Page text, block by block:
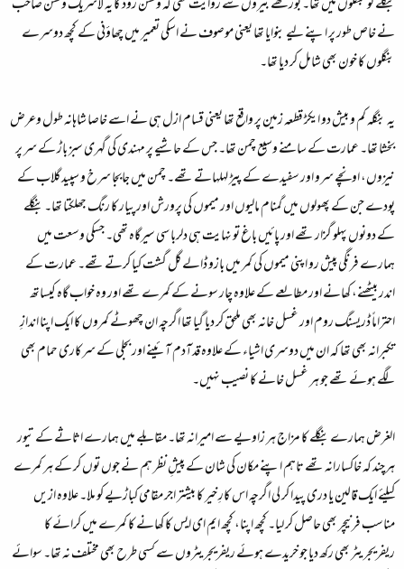
بنگلے کو بنگلوں میں تھا۔ بوڑھے بیروں سے روایت تھی کہ ولسن روڈ کا یہ لاشریک ولسن صاحب
نے خاص طور پر اپنے لیے بنوایا تھا یعنی موصوف نے اسکی تعمیر میں چھاؤنی کے کچھ دوسرے
بنگلوں کا خون بھی شامل کر دیا تھا۔
یہ بنگلہ کم و بیش دو ایکڑ قطعہ زمین پر واقع تھا یعنی قسام ازل ہی نے اسے خاصا شاہانہ طول وعرض
بخشا تھا۔ عمارت کے سامنے وسیع چمن تھا۔ جس کے حاشیے پر مہندی کی گہری سبز باڑ کے سر پر
نیزوں، اونچے سرو اور سفیدے کے پیڑ لہلہاتے تھے۔ چمن میں جابجا سرخ و سپید گلاب کے
پودے جن کے پھولوں میں گمنام مالیوں اور میموں کی پرورش اور پیار کا رنگ جھلکتا تھا۔ بنگلے
کے دونوں پہلو گزار تھے اور پائیں باغ تو نہایت ہی دلربا سی سیرگاہ تھی۔ جسکی وسعت میں
ہمارے فرنگی پیش رو اپنی میموں کی کمر میں بازو ڈالے گل گشت کیا کرتے تھے۔ عمارت کے
اندر بیٹھنے، کھانے اور مطالعے کے علاوہ چار سونے کے کمرے تھے اور وہ خواب گاہ کیساتھ
احتراماً ڈریسنگ روم اور غسل خانہ بھی ملحق کر دیا گیا تھا اگرچہ ان چھوٹے کمروں کا ایک اپنا اندازِ
تکبرانہ بھی تھا کہ ان میں دوسری اشیاء کے علاوہ قدآدم آئینے اور بجلی کے سرکاری حمام بھی
لگے ہوئے تھے جو ہر غسل خانے کا نصیب نہیں۔
الغرض ہمارے بنگلے کا مزاج ہر زاویے سے امیرانہ تھا۔ مقابلے میں ہمارے اثاثے کے تیور
ہرچند کہ خاکسارانہ تھے تاہم اپنے مکان کی شان کے پیشِ نظر ہم نے جوں توں کر کے ہر کمرے
کیلئے ایک قالین یا دری پیدا کر لی اگرچہ اس کارِ خیر کا بیشتر اجر مقامی کباڑیے کو ملا۔ علاوہ ازیں
مناسب فرنیچر بھی حاصل کر لیا۔ کچھ اپنا، کچھ ایم ای ایس کا کھانے کا کمرے میں کرائے کا
ریفریجریٹر بھی رکھ دیا جو خریدے ہوئے ریفریجریٹروں سے کسی طرح بھی مختلف نہ تھا۔ سوائے